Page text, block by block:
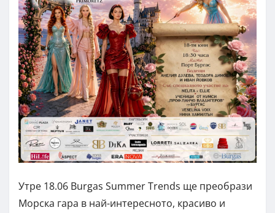
Утре 18.06 Burgas Summer Trends ще преобрази
Морска гара в най-интересното, красиво и